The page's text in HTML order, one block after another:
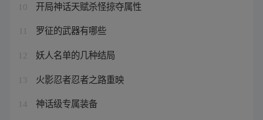
10 开局神话天赋杀怪掠夺属性
罗征的武器有哪些
12 妖人名单的几种结局
13 火影忍者忍者之路重映
14 神话级专属装备